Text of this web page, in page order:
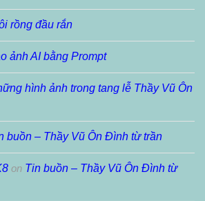
rồng đầu rắn
ảnh AI bằng Prompt
hình ảnh trong tang lễ Thầy Vũ Ôn
buồn – Thầy Vũ Ôn Đình từ trần
on Tin buồn – Thầy Vũ Ôn Đình từ